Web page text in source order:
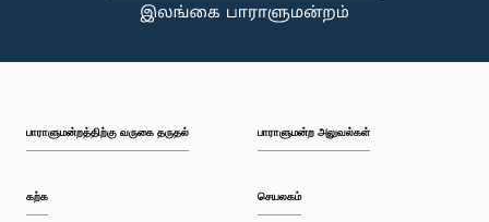
பாராளுமன்றத்திற்கு வருகை தருதல்
கற்க
பாராளுமன்ற அலுவல்கள்
செயலகம்